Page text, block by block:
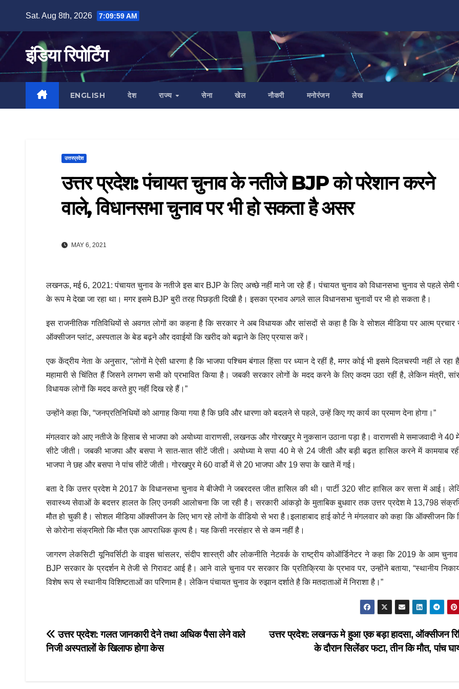
content
Sat. Aug 8th, 2026 7:09:59 AM
इंडिया रिपोर्टिंग
ENGLISH देश राज्य सेना खेल नौकरी मनोरंजन लेख
उत्तरप्रदेश
उत्तर प्रदेश: पंचायत चुनाव के नतीजे BJP को परेशान करने
वाले, विधानसभा चुनाव पर भी हो सकता है असर
MAY 6, 2021
लखनऊ, मई 6, 2021: पंचायत चुनाव के नतीजे इस बार BJP के लिए अच्छे नहीं माने जा रहे हैं। पंचायत चुनाव को विधानसभा चुनाव से पहले सेमी
के रूप मे देखा जा रहा था। मगर इसमे BJP बुरी तरह पिछड़ती दिखी है। इसका प्रभाव अगले साल विधानसभा चुनावों पर भी हो सकता है।
इस राजनीतिक गतिविधियों से अवगत लोगों का कहना है कि सरकार ने अब विधायक और सांसदों से कहा है कि वे सोशल मीडिया पर आत्म
ऑक्सीजन प्लांट, अस्पताल के बेड बढ़ने और दवाईयों कि खरीद को बढ़ाने के लिए प्रयास करें।
एक केंद्रीय नेता के अनुसार, “लोगों मे ऐसी धारणा है कि भाजपा पश्चिम बंगाल हिंसा पर ध्यान दे रहीं है, मगर कोई भी इसमे दिलचस्पी नहीं ले रहा
महामारी से चिंतित हैं जिसने लगभग सभी को प्रभावित किया है। जबकी सरकार लोगों के मदद करने के लिए कदम उठा रहीं है, लेकिन मंत्री,
विधायक लोगों कि मदद करते हुए नहीं दिख रहे हैं।”
उन्होंने कहा कि, “जनप्रतिनिधियों को आगाह किया गया है कि छवि और धारणा को बदलने से पहले, उन्हें किए गए कार्य का प्रमाण देना होगा।”
मंगलवार को आए नतीजे के हिसाब से भाजपा को अयोध्या वाराणसी, लखनऊ और गोरखपुर मे नुकसान उठाना पड़ा है। वाराणसी मे समाजवादी ने 40
सीटे जीती। जबकी भाजपा और बसपा ने सात-सात सीटें जीती। अयोध्या मे सपा 40 मे से 24 जीती और बड़ी बढ़त हासिल करने में कामयाब
भाजपा ने छह और बसपा ने पांच सीटें जीती। गोरखपुर मे 60 वार्डो में से 20 भाजपा और 19 सपा के खाते में गई।
बता दे कि उत्तर प्रदेश मे 2017 के विधानसभा चुनाव मे बीजेपी ने जबरदस्त जीत हासिल की थी। पार्टी 320 सीट हासिल कर सत्ता में आई।
सवास्थ्य सेवाओं के बदत्तर हालत के लिए उनकी आलोचना कि जा रही है। सरकारी आंकड़ो के मुताबिक बुधवार तक उत्तर प्रदेश मे 13,798
मौत हो चुकी है। सोशल मीडिया ऑक्सीजन के लिए भाग रहे लोगों के वीडियो से भरा है।इलाहाबाद हाई कोर्ट ने मंगलवार को कहा कि ऑक्सीजन कि
से कोरोना संक्रमितो कि मौत एक आपराधिक कृत्य है। यह किसी नरसंहार से से कम नहीं है।
जागरण लेकसिटी यूनिवर्सिटी के वाइस चांसलर, संदीप शास्त्री और लोकनीति नेटवर्क के राष्ट्रीय कोऑर्डिनेटर ने कहा कि 2019 के आम
BJP सरकार के प्रदर्शन मे तेजी से गिरावट आई है। आने वाले चुनाव पर सरकार कि प्रतिक्रिया के प्रभाव पर, उन्होंने बताया, “स्थानीय
विशेष रूप से स्थानीय विशिष्टताओं का परिणाम है। लेकिन पंचायत चुनाव के रुझान दर्शाते है कि मतदाताओं में निराशा है।”
Post
उत्तर प्रदेश: लखनऊ मे हुआ एक बड़ा हादसा, ऑक्सीजन
के दौरान सिलेंडर फटा, तीन कि मौत, पांच
उत्तर प्रदेश: गलत जानकारी देने तथा अधिक पैसा लेने वाले
निजी अस्पतालों के खिलाफ होगा केस